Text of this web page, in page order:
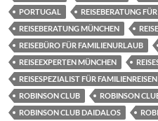
PORTUGAL
REISEBERATUNG
REISEBERATUNG MÜNCHEN
REISEBÜRO FÜR FAMILIENURLAUB
REISEEXPERTEN MÜNCHEN
REISESPEZIALIST FÜR FAMILIENREISEN
ROBINSON CLUB
ROBINSON
ROBINSON CLUB DAIDALOS